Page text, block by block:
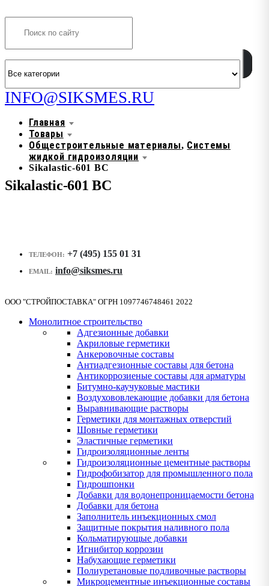
INFO@SIKSMES.RU
Главная
Товары
Общестроительные материалы, Системы
жидкой гидроизоляции
Sikalastic-601 BC
Sikalastic-601 BC
ТЕЛЕФОН: +7 (495) 155 01 31
EMAIL: info@siksmes.ru
ООО "СТРОЙПОСТАВКА" ОГРН 1097746748461 2022
Монолитное строительство
Адгезионные добавки
Акриловые герметики
Анкеровочные составы
Антиадгезионные составы для бетона
Антикоррозиеные составы для арматуры
Битумно-каучуковые мастики
Воздухововлекающие добавки для бетона
Выравнивающие растворы
Герметики для монтажных отверстий
Шовные герметики
Эластичные герметики
Гидроизоляционные ленты
Гидроизоляционные цементные растворы
Гидрофобизатор для промышленного пола
Гидрошпонки
Добавки для водонепроницаемости бетона
Добавки для бетона
Заполнитель инъекционных смол
Защитные покрытия наливного пола
Кольматирующые добавки
Игнибитор коррозии
Набухающие герметики
Полиуретановые подливочные растворы
Микроцементные инъекционные составы